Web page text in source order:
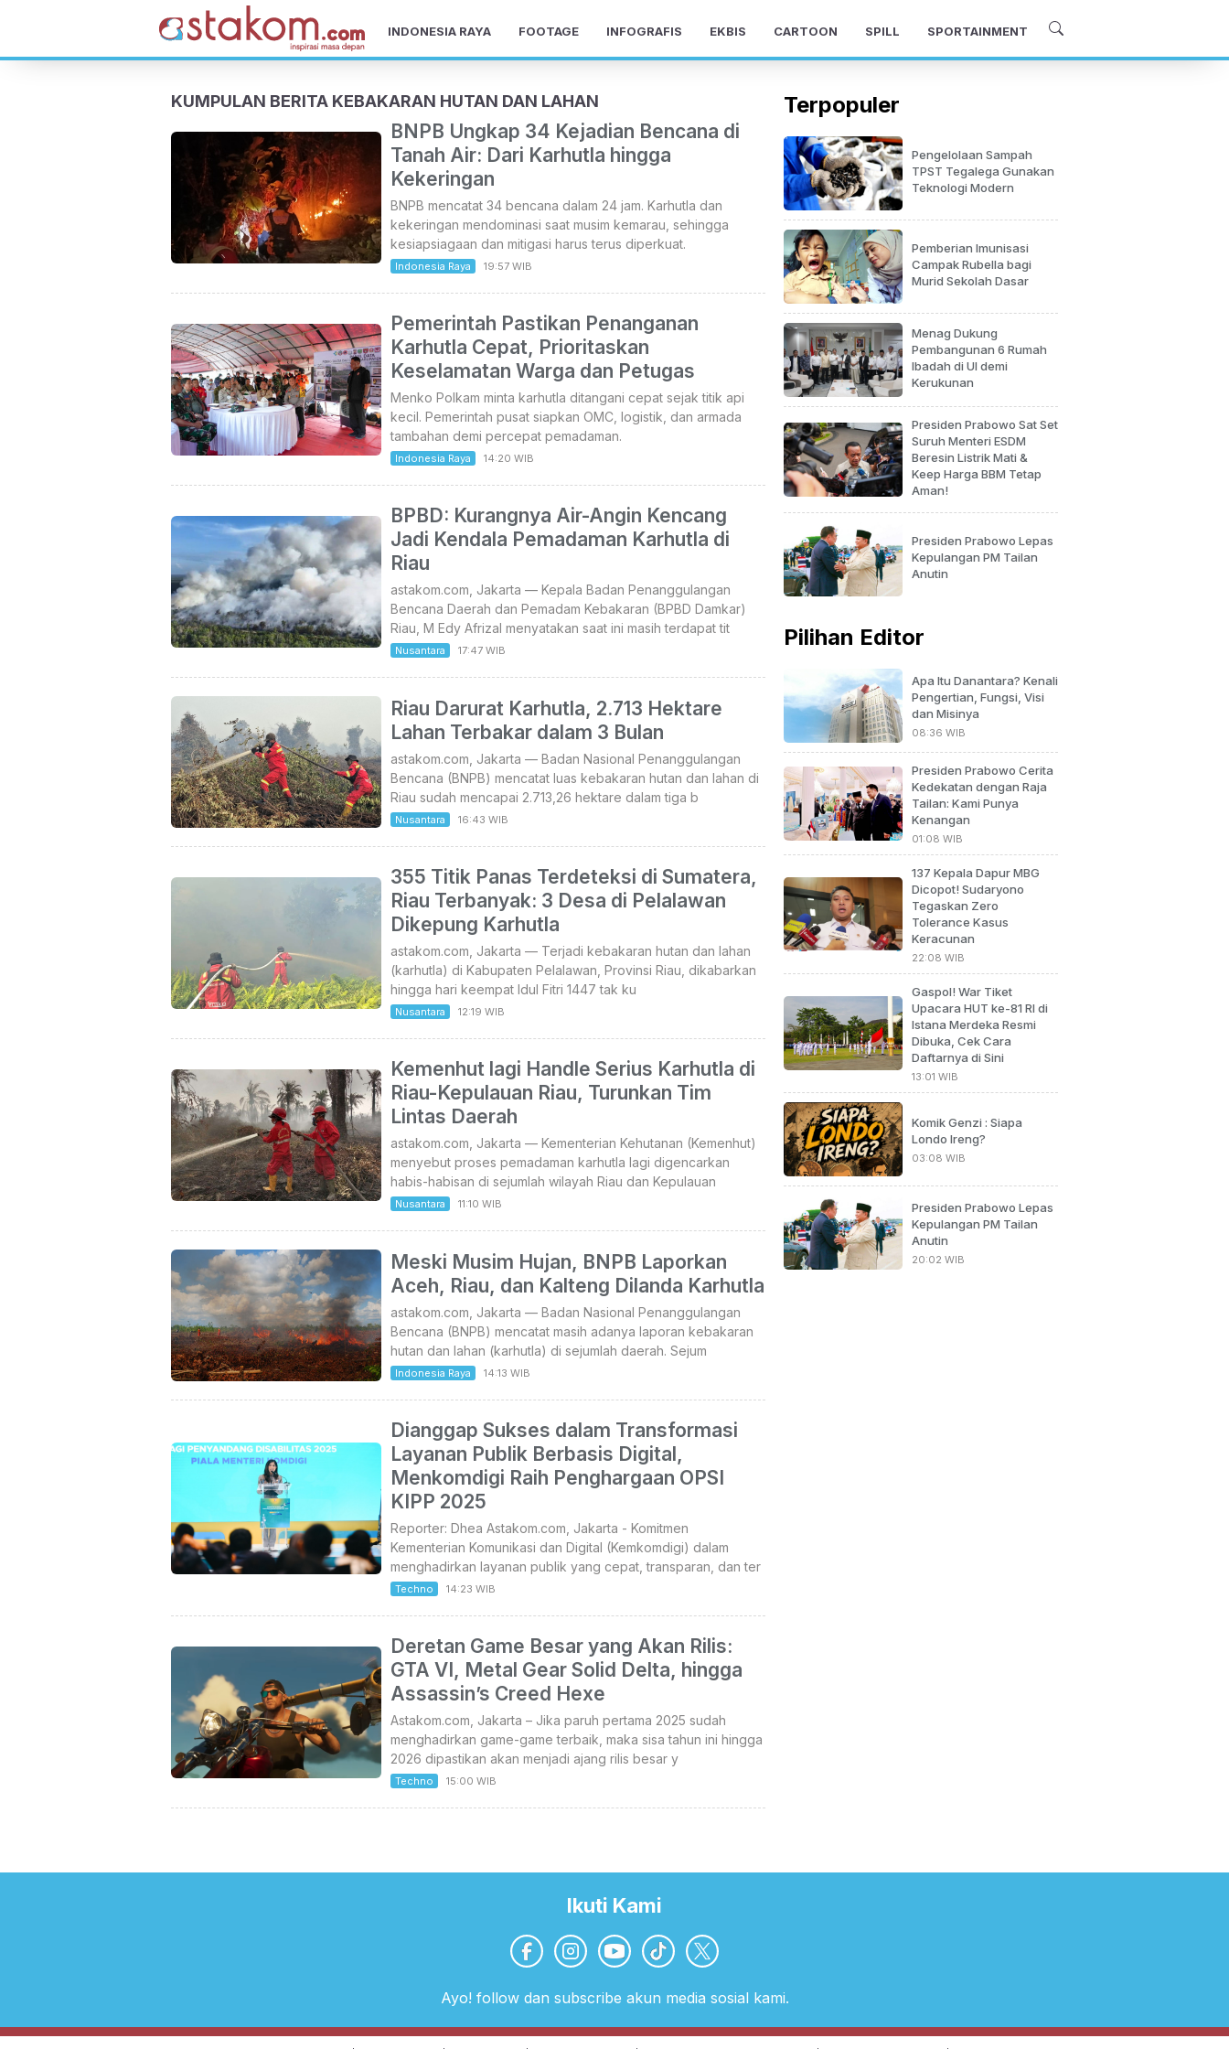
INDONESIA RAYA FOOTAGE INFOGRAFIS EKBIS CARTOON SPILL SPORTAINMENT
KUMPULAN BERITA KEBAKARAN HUTAN DAN LAHAN
BNPB Ungkap 34 Kejadian Bencana di
Tanah Air: Dari Karhutla hingga
Kekeringan
BNPB mencatat 34 bencana dalam 24 jam. Karhutla dan
kekeringan mendominasi saat musim kemarau, sehingga
kesiapsiagaan dan mitigasi harus terus diperkuat.
Indonesia Raya 19:57 WIB
Pemerintah Pastikan Penanganan
Karhutla Cepat, Prioritaskan
Keselamatan Warga dan Petugas
Menko Polkam minta karhutla ditangani cepat sejak titik api
kecil. Pemerintah pusat siapkan OMC, logistik, dan armada
tambahan demi percepat pemadaman.
Indonesia Raya 14:20 WIB
BPBD: Kurangnya Air-Angin Kencang
Jadi Kendala Pemadaman Karhutla di
Riau
astakom.com, Jakarta — Kepala Badan Penanggulangan
Bencana Daerah dan Pemadam Kebakaran (BPBD Damkar)
Riau, M Edy Afrizal menyatakan saat ini masih terdapat tit
Nusantara 17:47 WIB
Riau Darurat Karhutla, 2.713 Hektare
Lahan Terbakar dalam 3 Bulan
astakom.com, Jakarta — Badan Nasional Penanggulangan
Bencana (BNPB) mencatat luas kebakaran hutan dan lahan di
Riau sudah mencapai 2.713,26 hektare dalam tiga b
Nusantara 16:43 WIB
355 Titik Panas Terdeteksi di Sumatera,
Riau Terbanyak: 3 Desa di Pelalawan
Dikepung Karhutla
astakom.com, Jakarta — Terjadi kebakaran hutan dan lahan
(karhutla) di Kabupaten Pelalawan, Provinsi Riau, dikabarkan
hingga hari keempat Idul Fitri 1447 tak ku
Nusantara 12:19 WIB
Kemenhut lagi Handle Serius Karhutla di
Riau-Kepulauan Riau, Turunkan Tim
Lintas Daerah
astakom.com, Jakarta — Kementerian Kehutanan (Kemenhut)
menyebut proses pemadaman karhutla lagi digencarkan
habis-habisan di sejumlah wilayah Riau dan Kepulauan
Nusantara 11:10 WIB
Meski Musim Hujan, BNPB Laporkan
Aceh, Riau, dan Kalteng Dilanda Karhutla
astakom.com, Jakarta — Badan Nasional Penanggulangan
Bencana (BNPB) mencatat masih adanya laporan kebakaran
hutan dan lahan (karhutla) di sejumlah daerah. Sejum
Indonesia Raya 14:13 WIB
Dianggap Sukses dalam Transformasi
Layanan Publik Berbasis Digital,
Menkomdigi Raih Penghargaan OPSI
KIPP 2025
Reporter: Dhea Astakom.com, Jakarta - Komitmen
Kementerian Komunikasi dan Digital (Kemkomdigi) dalam
menghadirkan layanan publik yang cepat, transparan, dan ter
Techno 14:23 WIB
Deretan Game Besar yang Akan Rilis:
GTA VI, Metal Gear Solid Delta, hingga
Assassin’s Creed Hexe
Astakom.com, Jakarta – Jika paruh pertama 2025 sudah
menghadirkan game-game terbaik, maka sisa tahun ini hingga
2026 dipastikan akan menjadi ajang rilis besar y
Techno 15:00 WIB
Terpopuler
Pengelolaan Sampah
TPST Tegalega Gunakan
Teknologi Modern
Pemberian Imunisasi
Campak Rubella bagi
Murid Sekolah Dasar
Menag Dukung
Pembangunan 6 Rumah
Ibadah di UI demi
Kerukunan
Presiden Prabowo Sat Set
Suruh Menteri ESDM
Beresin Listrik Mati &
Keep Harga BBM Tetap
Aman!
Presiden Prabowo Lepas
Kepulangan PM Tailan
Anutin
Pilihan Editor
Apa Itu Danantara? Kenali
Pengertian, Fungsi, Visi
dan Misinya
08:36 WIB
Presiden Prabowo Cerita
Kedekatan dengan Raja
Tailan: Kami Punya
Kenangan
01:08 WIB
137 Kepala Dapur MBG
Dicopot! Sudaryono
Tegaskan Zero
Tolerance Kasus
Keracunan
22:08 WIB
Gaspol! War Tiket
Upacara HUT ke-81 RI di
Istana Merdeka Resmi
Dibuka, Cek Cara
Daftarnya di Sini
13:01 WIB
Komik Genzi : Siapa
Londo Ireng?
03:08 WIB
Presiden Prabowo Lepas
Kepulangan PM Tailan
Anutin
20:02 WIB
Ikuti Kami
Ayo! follow dan subscribe akun media sosial kami.